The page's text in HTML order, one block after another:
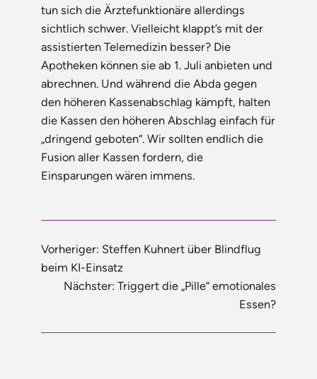
tun sich die Ärztefunktionäre allerdings
sichtlich schwer. Vielleicht klappt’s mit der
assistierten Telemedizin besser? Die
Apotheken können sie ab 1. Juli anbieten und
abrechnen. Und während die Abda gegen
den höheren Kassenabschlag kämpft, halten
die Kassen den höheren Abschlag einfach für
„dringend geboten“. Wir sollten endlich die
Fusion aller Kassen fordern, die
Einsparungen wären immens.
Vorheriger: Steffen Kuhnert über Blindflug
beim KI-Einsatz
Nächster: Triggert die „Pille“ emotionales
Essen?